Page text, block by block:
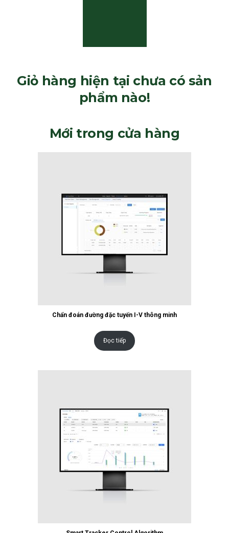
Giỏ hàng hiện tại chưa có sản
phẩm nào!
Mới trong cửa hàng
Chẩn đoán đường đặc tuyến I-V thông minh
Đọc tiếp